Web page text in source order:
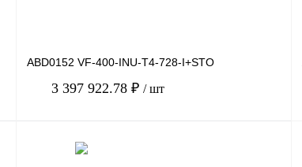
ABD0152 VF-400-INU-T4-728-I+STO
3 397 922.78 ₽ / шт